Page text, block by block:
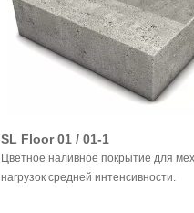
SL Floor 01 / 01-1
Цветное наливное покрытие для
нагрузок средней интенсивности.